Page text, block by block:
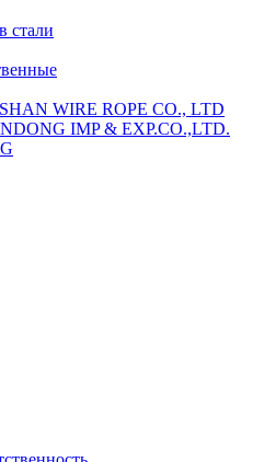
стали
WIRE ROPE CO., LTD
IMP & EXP.CO.,LTD.